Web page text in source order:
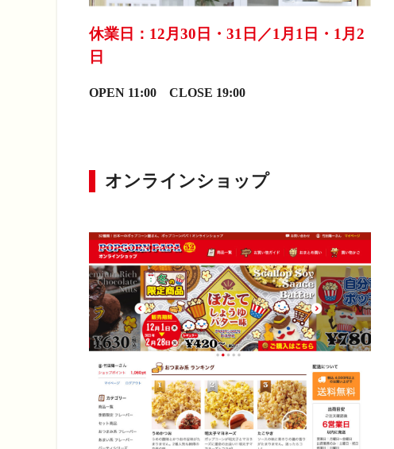
休業日：12月30日・31日／1月1日・1月2
日
OPEN 11:00 CLOSE 19:00
オンラインショップ